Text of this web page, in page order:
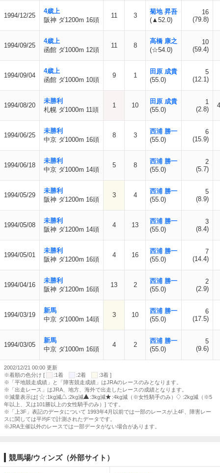
1994/12/25
4歳上
阪神 ダ1200m 16頭
11 3
菊地 昇吾
(▲52.0)
16
(79.8)
1994/09/25
4歳上
函館 ダ1000m 12頭
11 8
高橋 康之
(☆54.0)
10
(59.4)
1994/09/04
4歳上
函館 ダ1000m 10頭
9 1
田原 成貴
(55.0)
5
(12.1)
1994/08/20
未勝利
札幌 ダ1000m 11頭
1 10
田原 成貴
(55.0)
1
(2.8)
1994/06/25
未勝利
中京 ダ1000m 16頭
8 3
西浦 勝一
(55.0)
6
(15.9)
1994/06/18
未勝利
中京 ダ1000m 14頭
5 8
西浦 勝一
(55.0)
2
(5.7)
1994/05/29
未勝利
阪神 ダ1200m 16頭
3 4
西浦 勝一
(55.0)
5
(8.9)
1994/05/08
未勝利
阪神 ダ1200m 14頭
4 13
西浦 勝一
(55.0)
3
(8.4)
1994/05/01
未勝利
阪神 ダ1200m 16頭
4 16
西浦 勝一
(55.0)
7
(14.4)
1994/04/16
未勝利
阪神 ダ1200m 16頭
13 2
西浦 勝一
(55.0)
2
(2.9)
1994/03/19
新馬
中京 ダ1000m 14頭
3 10
西浦 勝一
(55.0)
6
(17.5)
1994/03/05
新馬
中京 ダ1000m 16頭
4 2
西浦 勝一
(55.0)
5
(9.6)
2002/12/21 00:00 更新
※着順の色分け [
:1着 :2着
:3着 ]
※「平地競走成績」と「障害競走成績」はJRAのレースのみとなります。
※「出走レース」はJRA、地方、海外で出走したレースの成績となります。
※減量表示は[
:1kg減 :2kg減 :3kg減 :4kg減（※女性騎手のみ）
:2kg減（※5
年以上、又は101勝以上の女性騎手のみ）] です。
※「上3F」表記のデータについて 1993年4月以前では一部のレースが上4F、障害レー
スに関しては平均Fで計測されたデータです。
※JRA主催以外のレースでは一部データがない場合があります。
競馬場/ウィンズ（外部サイト）